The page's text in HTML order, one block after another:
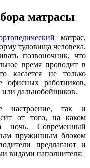
матрасы
матрас,
туловища человека.
позвоночник, что
время проводит в
касается не только
офисных работников,
или дальнобойщиков.
настроение, так и
от того, на каком
ночь. Современный
пружинным блоком
предлагают и
видами наполнителя: